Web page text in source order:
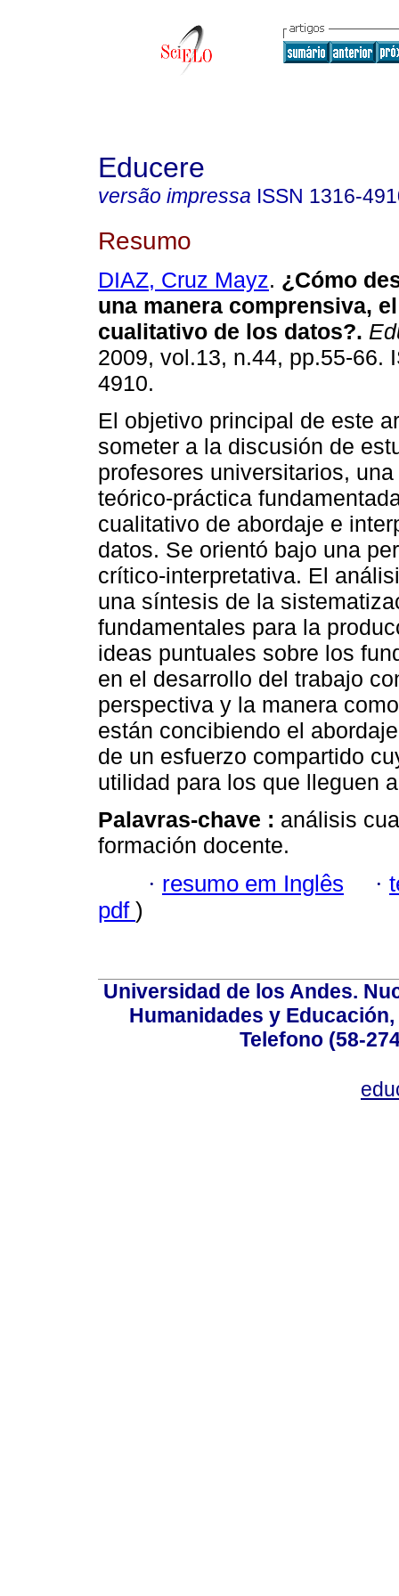
Educere
versão impressa ISSN 1316-
Resumo
DIAZ, Cruz Mayz. ¿Cómo
una manera comprensiva,
cualitativo de los datos?.
2009, vol.13, n.44, pp.55-66.
4910.
El objetivo principal de este
someter a la discusión de
profesores universitarios,
teórico-práctica
cualitativo de abordaje e
datos. Se orientó bajo una
crítico-interpretativa. El
una síntesis de la
fundamentales para la
ideas puntuales sobre los
en el desarrollo del trabajo
perspectiva y la manera
están concibiendo el
de un esfuerzo compartido
utilidad para los que lleguen
Palavras-chave : análisis
formación docente.
· resumo em Inglês ·
pdf )
Universidad de los Andes.
Humanidades y
Telefono (58-